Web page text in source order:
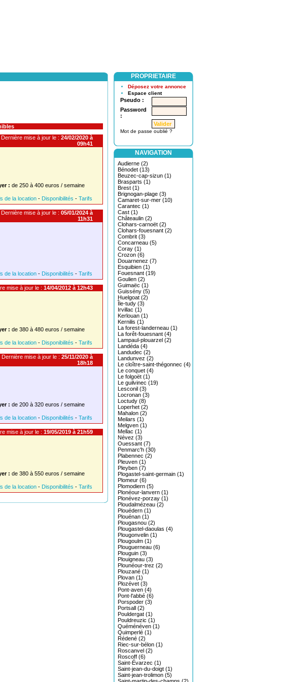
Dernière mise à jour le : 24/02/2020 à
09h41
: de 250 à 400 euros / semaine
de la location - Disponibilités - Tarifs
Dernière mise à jour le : 05/01/2024 à
11h31
de la location - Disponibilités - Tarifs
mise à jour le : 14/04/2012 à 12h43
: de 380 à 480 euros / semaine
de la location - Disponibilités - Tarifs
Dernière mise à jour le : 25/11/2020 à
18h18
: de 200 à 320 euros / semaine
de la location - Disponibilités - Tarifs
mise à jour le : 19/05/2019 à 21h59
: de 380 à 550 euros / semaine
de la location - Disponibilités - Tarifs
PROPRIETAIRE
Déposez votre annonce
Espace client
Pseudo :
Password
:
Mot de passe oublié ?
NAVIGATION
Audierne (2)
Bénodet (13)
Beuzec-cap-sizun (1)
Brasparts (1)
Brest (1)
Brignogan-plage (3)
Camaret-sur-mer (10)
Carantec (1)
Cast (1)
Châteaulin (2)
Clohars-carnoët (2)
Clohars-fouesnant (2)
Combrit (3)
Concarneau (5)
Coray (1)
Crozon (6)
Douarnenez (7)
Esquibien (1)
Fouesnant (19)
Goulien (2)
Guimaëc (1)
Guissény (5)
Huelgoat (2)
Île-tudy (3)
Irvillac (1)
Kerlouan (1)
Kernilis (1)
La forest-landerneau (1)
La forêt-fouesnant (4)
Lampaul-plouarzel (2)
Landéda (4)
Landudec (2)
Landunvez (2)
Le cloître-saint-thégonnec (4)
Le conquet (4)
Le folgoët (1)
Le guilvinec (19)
Lesconil (3)
Locronan (3)
Loctudy (8)
Loperhet (2)
Mahalon (2)
Meilars (1)
Melgven (1)
Mellac (1)
Névez (3)
Ouessant (7)
Penmarc'h (30)
Plabennec (2)
Pleuven (1)
Pleyben (7)
Plogastel-saint-germain (1)
Plomeur (6)
Plomodiern (5)
Plonéour-lanvern (1)
Plonévez-porzay (1)
Ploudalmézeau (2)
Plouédern (1)
Plouénan (1)
Plougasnou (2)
Plougastel-daoulas (4)
Plougonvelin (1)
Plougoulm (1)
Plouguerneau (6)
Plouguin (3)
Plouigneau (3)
Plounéour-trez (2)
Plouzané (1)
Plovan (1)
Plozévet (3)
Pont-aven (4)
Pont-l'abbé (6)
Porspoder (3)
Portsall (2)
Pouldergat (1)
Pouldreuzic (1)
Quéménéven (1)
Quimperlé (1)
Rédené (2)
Riec-sur-bélon (1)
Roscanvel (2)
Roscoff (6)
Saint-Évarzec (1)
Saint-jean-du-doigt (1)
Saint-jean-trolimon (5)